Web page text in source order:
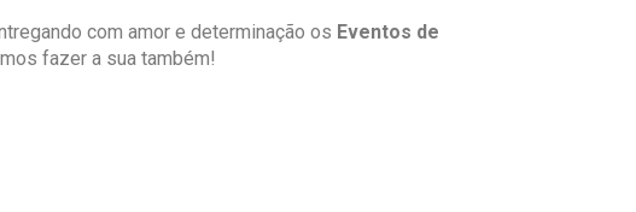
com amor e determinação os Eventos de
fazer a sua também!